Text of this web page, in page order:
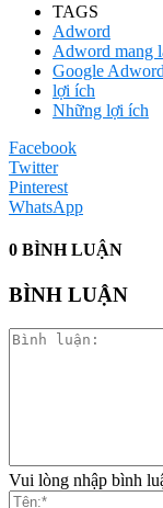
TAGS
Adword
Adword mang
Google
lợi ích
Những lợi ích
Facebook
Twitter
Pinterest
WhatsApp
0 BÌNH LUẬN
BÌNH LUẬN
Vui lòng nhập bình